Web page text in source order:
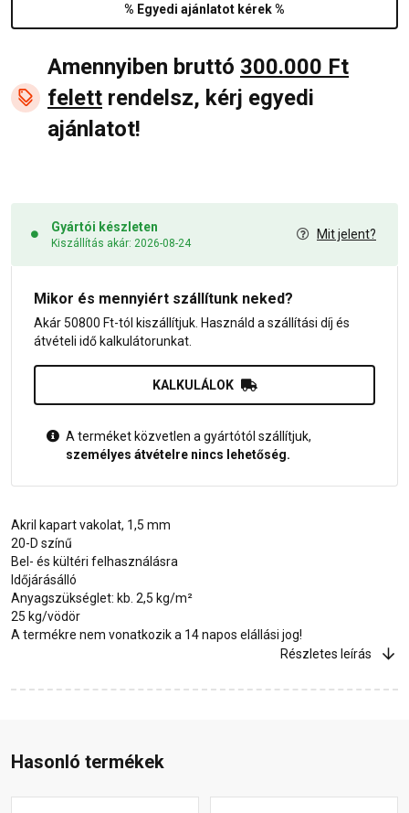
% Egyedi ajánlatot kérek %
Amennyiben bruttó 300.000 Ft
felett rendelsz, kérj egyedi
ajánlatot!
Gyártói készleten
Kiszállítás akár: 2026-08-24
Mit jelent?
Mikor és mennyiért szállítunk neked?
Akár 50800 Ft-tól kiszállítjuk. Használd a szállítási díj és
átvételi idő kalkulátorunkat.
KALKULÁLOK
A terméket közvetlen a gyártótól szállítjuk,
személyes átvételre nincs lehetőség.
Akril kapart vakolat, 1,5 mm
20-D színű
Bel- és kültéri felhasználásra
Időjárásálló
Anyagszükséglet: kb. 2,5 kg/m²
25 kg/vödör
A termékre nem vonatkozik a 14 napos elállási jog!
Részletes leírás
Hasonló termékek